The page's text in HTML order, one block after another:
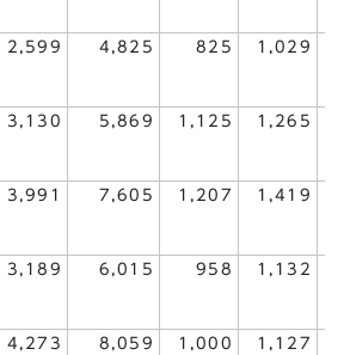
2,599 4,825 825 1,029
3,130 5,869 1,125 1,265
3,991 7,605 1,207 1,419
3,189 6,015 958 1,132
4,273 8,059 1,000 1,127